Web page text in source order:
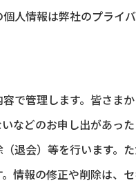
人情報は弊社のプライ
で管理します。皆さま
などのお申し出があっ
退会）等を行います。
情報の修正や削除は、